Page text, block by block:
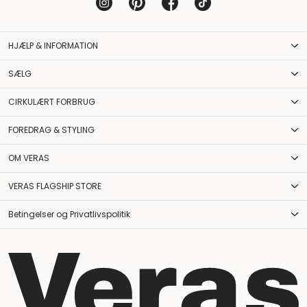
HJÆLP & INFORMATION
SÆLG
CIRKULÆRT FORBRUG
FOREDRAG & STYLING
OM VERAS
VERAS FLAGSHIP STORE
Betingelser og Privatlivspolitik